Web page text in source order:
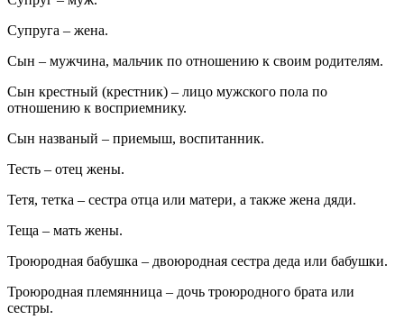
Супруга – жена.
Сын – мужчина, мальчик по отношению к своим родителям.
Сын крестный (крестник) – лицо мужского пола по
отношению к восприемнику.
Сын названый – приемыш, воспитанник.
Тесть – отец жены.
Тетя, тетка – сестра отца или матери, а также жена дяди.
Теща – мать жены.
Троюродная бабушка – двоюродная сестра деда или бабушки.
Троюродная племянница – дочь троюродного брата или
сестры.